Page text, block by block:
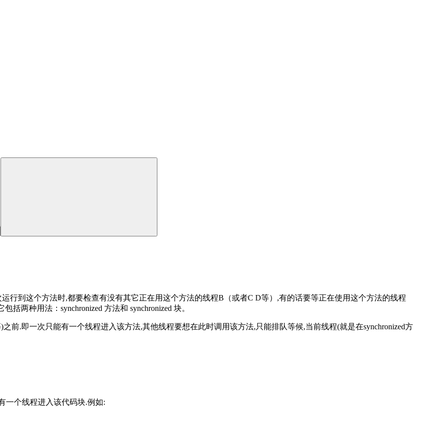
行到这个方法时,都要检查有没有其它正在用这个方法的线程B（或者C D等）,有的话要等正在使用这个方法的线程
两种用法：synchronized 方法和 synchronized 块。
前.即一次只能有一个线程进入该方法,其他线程要想在此时调用该方法,只能排队等候,当前线程(就是在synchronized方
一个线程进入该代码块.例如: